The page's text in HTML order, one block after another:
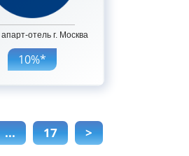
апарт-отель г. Москва
10%*
... 17 >